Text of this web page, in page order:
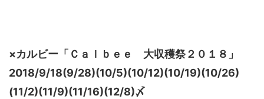
×カルビー「Ｃａｌｂｅｅ 大収穫祭２０１８」
2018/9/18(9/28)(10/5)(10/12)(10/19)(10/26)
(11/2)(11/9)(11/16)(12/8)〆